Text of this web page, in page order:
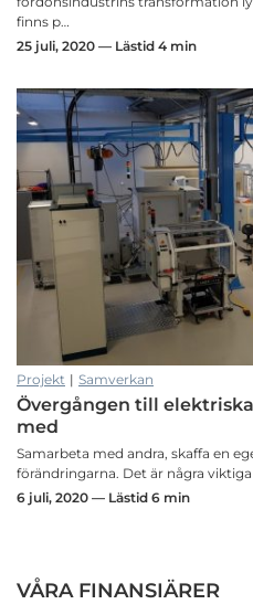
finns p…
25 juli, 2020 — Lästid 4 min
Projekt | Samverkan
Övergången till
med
Samarbeta med andra, skaffa en
förändringarna. Det är några
6 juli, 2020 — Lästid 6 min
VÅRA FINANSIÄRER